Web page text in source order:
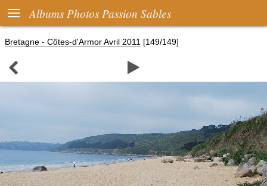
 Albums Photos Passion Sables
Bretagne - Côtes-d'Armor Avril 2011 [149/149]
 